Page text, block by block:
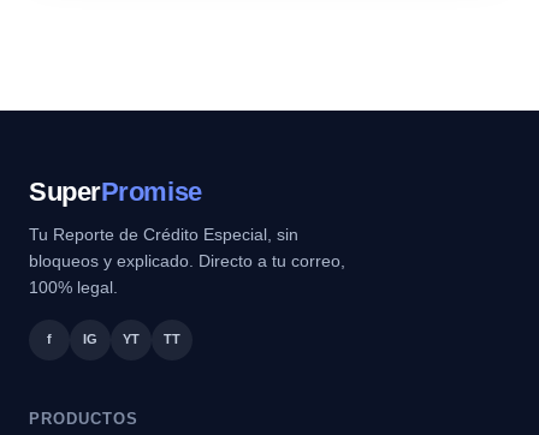
SuperPromise
Tu Reporte de Crédito Especial, sin
bloqueos y explicado. Directo a tu correo,
100% legal.
f IG YT TT
PRODUCTOS